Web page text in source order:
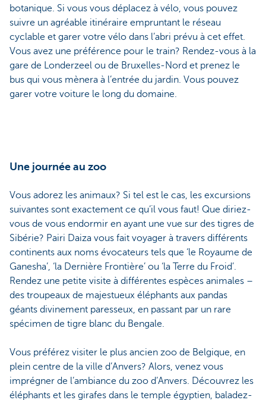
botanique. Si vous vous déplacez à vélo, vous pouvez
suivre un agréable itinéraire empruntant le réseau
cyclable et garer votre vélo dans l’abri prévu à cet effet.
Vous avez une préférence pour le train? Rendez-vous à la
gare de Londerzeel ou de Bruxelles-Nord et prenez le
bus qui vous mènera à l’entrée du jardin. Vous pouvez
garer votre voiture le long du domaine.
Une journée au zoo
Vous adorez les animaux? Si tel est le cas, les excursions
suivantes sont exactement ce qu’il vous faut! Que diriez-
vous de vous endormir en ayant une vue sur des tigres de
Sibérie? Pairi Daiza vous fait voyager à travers différents
continents aux noms évocateurs tels que ‘le Royaume de
Ganesha’, ‘la Dernière Frontière’ ou ‘la Terre du Froid’.
Rendez une petite visite à différentes espèces animales –
des troupeaux de majestueux éléphants aux pandas
géants divinement paresseux, en passant par un rare
spécimen de tigre blanc du Bengale.
Vous préférez visiter le plus ancien zoo de Belgique, en
plein centre de la ville d’Anvers? Alors, venez vous
imprégner de l’ambiance du zoo d’Anvers. Découvrez les
éléphants et les girafes dans le temple égyptien, baladez-